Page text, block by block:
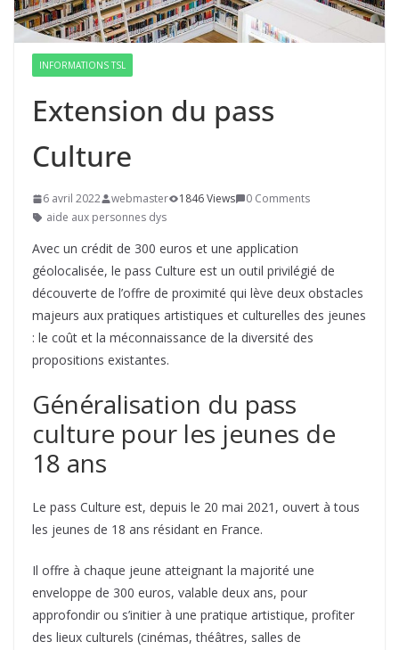
INFORMATIONS TSL
Extension du pass
Culture
6 avril 2022 webmaster 1846 Views
0 Comments
aide aux personnes dys
Avec un crédit de 300 euros et une application
géolocalisée, le pass Culture est un outil privilégié de
découverte de l’offre de proximité qui lève deux obstacles
majeurs aux pratiques artistiques et culturelles des jeunes
: le coût et la méconnaissance de la diversité des
propositions existantes.
Généralisation du pass
culture pour les jeunes de
18 ans
Le pass Culture est, depuis le 20 mai 2021, ouvert à tous
les jeunes de 18 ans résidant en France.
Il offre à chaque jeune atteignant la majorité une
enveloppe de 300 euros, valable deux ans, pour
approfondir ou s’initier à une pratique artistique, profiter
des lieux culturels (cinémas, théâtres, salles de